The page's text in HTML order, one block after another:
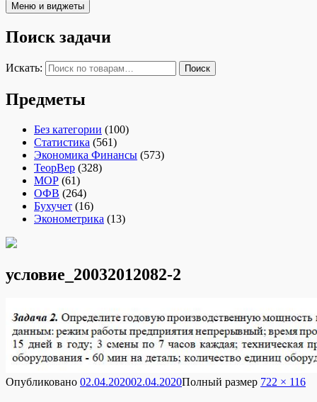
Меню и виджеты
Поиск задачи
Искать: Поиск
Предметы
Без категории (100)
Статистика (561)
Экономика Финансы (573)
ТеорВер (328)
МОР (61)
ОФВ (264)
Бухучет (16)
Эконометрика (13)
условие_20032012082-2
Опубликовано 02.04.202002.04.2020Полный размер 722 × 116